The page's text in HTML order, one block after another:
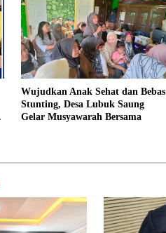
Wujudkan Anak Sehat dan Bebas
Stunting, Desa Lubuk Saung
Gelar Musyawarah Bersama